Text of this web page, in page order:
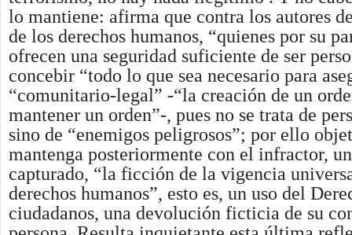
lo mantiene: afirma que contra los autores
de los derechos humanos, “quienes por su
ofrecen una seguridad suficiente de ser
concebir “todo lo que sea necesario para
“comunitario-legal” -“la creación de un
mantener un orden”-, pues no se trata de
sino de “enemigos peligrosos”; por ello
mantenga posteriormente con el infractor,
capturado, “la ficción de la vigencia
derechos humanos”, esto es, un uso del
ciudadanos, una devolución ficticia de su